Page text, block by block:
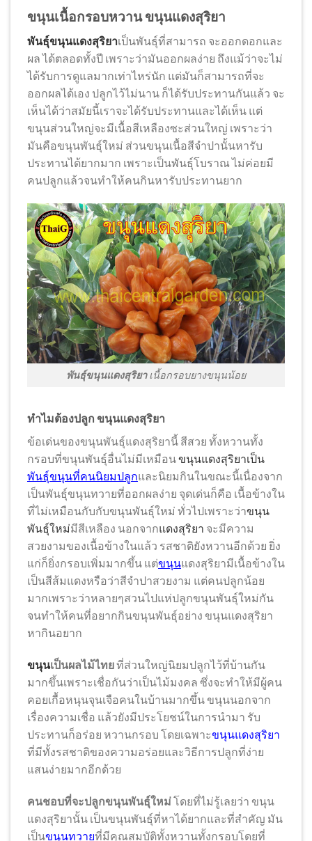
ขนุนเนื้อกรอบหวาน ขนุนแดงสุริยา
พันธุ์ขนุนแดงสุริยาเป็นพันธุ์ที่สามารถ จะออกดอกและ
ผล ได้ตลอดทั้งปี เพราะว่ามันออกผลง่าย ถึงแม้ว่าจะไม่
ได้รับการดูแลมากเท่าไหร่นัก แต่มันก็สามารถที่จะ
ออกผลได้เอง ปลูกไว้ไม่นาน ก็ได้รับประทานกันแล้ว จะ
เห็นได้ว่าสมัยนี้เราจะได้รับประทานและได้เห็น แต่
ขนุนส่วนใหญ่จะมีเนื้อสีเหลืองซะส่วนใหญ่ เพราะว่า
มันคือขนุนพันธุ์ใหม่ ส่วนขนุนเนื้อสีจำปานั้นหารับ
ประทานได้ยากมาก เพราะเป็นพันธุ์โบราณ ไม่ค่อยมี
คนปลูกแล้วจนทำให้คนกินหารับประทานยาก
พันธุ์ขนุนแดงสุริยาเนื้อกรอบยางขนุนน้อย
ทำไมต้องปลูก ขนุนแดงสุริยา
ข้อเด่นของขนุนพันธุ์แดงสุริยานี้ สีสวย ทั้งหวานทั้ง
กรอบที่ขนุนพันธุ์อื่นไม่มีเหมือนขนุนแดงสุริยาเป็น
พันธุ์ขนุนที่คนนิยมปลูกและนิยมกินในขณะนี้เนื่องจาก
เป็นพันธุ์ขนุนทวายที่ออกผลง่าย จุดเด่นก็คือ เนื้อข้างใน
ที่ไม่เหมือนกับกับขนุนพันธุ์ใหม่ ทั่วไปเพราะว่าขนุน
พันธุ์ใหม่มีสีเหลือง นอกจากแดงสุริยา จะมีความ
สวยงามของเนื้อข้างในแล้ว รสชาติยังหวานอีกด้วย ยิ่ง
แก่ก็ยิ่งกรอบเพิ่มมากขึ้น แต่ขนุนแดงสุริยามีเนื้อข้างใน
เป็นสีส้มแดงหรือว่าสีจำปาสวยงาม แต่คนปลูกน้อย
มากเพราะว่าหลายๆสวนไปแห่ปลูกขนุนพันธ์ุใหม่กัน
จนทำให้คนที่อยากกินขนุนพันธุ์อย่าง ขนุนแดงสุริยา
หากินอยาก
ขนุนเป็นผลไม้ไทยที่ส่วนใหญ่นิยมปลูกไว้ที่บ้านกัน
มากขึ้นเพราะเชื่อกันว่าเป็นไม้มงคล ซึ่งจะทำให้มีผู้คน
คอยเกื้อหนุนจุนเจือคนในบ้านมากขึ้น ขนุนนอกจาก
เรื่องความเชื่อ แล้วยังมีประโยชน์ในการนำมา รับ
ประทานก็อร่อย หวานกรอบ โดยเฉพาะขนุนแดงสุริยา
ที่มีทั้งรสชาติของความอร่อยและวิธีการปลูกที่ง่าย
แสนง่ายมากอีกด้วย
คนชอบที่จะปลูกขนุนพันธุ์ใหม่โดยที่ไม่รู้เลยว่า ขนุน
แดงสุริยานั้น เป็นขนุนพันธุ์ที่หาได้ยากและที่สำคัญ มัน
เป็นขนุนทวายที่มีคุณสมบัติทั้งหวานทั้งกรอบโดยที่